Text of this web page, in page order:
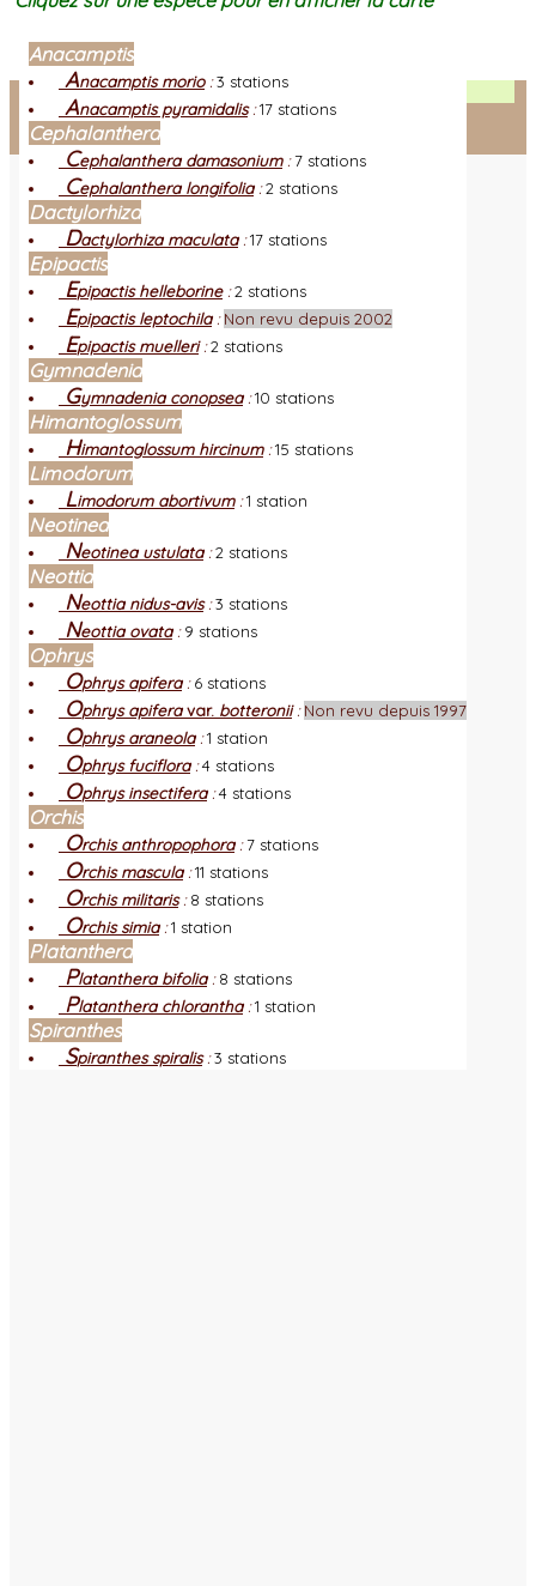
Facebook
Connexion adhérent
Anacamptis
Anacamptis morio:3 stations
Anacamptis pyramidalis:17 stations
Cephalanthera
Cephalanthera damasonium:7 stations
Cephalanthera longifolia:2 stations
Dactylorhiza
Dactylorhiza maculata:17 stations
Epipactis
Epipactis helleborine:2 stations
Epipactis leptochila:Non revu depuis 2002
Epipactis muelleri:2 stations
Gymnadenia
Gymnadenia conopsea:10 stations
Himantoglossum
Himantoglossum hircinum:15 stations
Limodorum
Limodorum abortivum:1 station
Neotinea
Neotinea ustulata:2 stations
Neottia
Neottia nidus-avis:3 stations
Neottia ovata:9 stations
Ophrys
Ophrys apifera:6 stations
Ophrys apiferavar. botteronii:Non revu depuis 1997
Ophrys araneola:1 station
Ophrys fuciflora:4 stations
Ophrys insectifera:4 stations
Orchis
Orchis anthropophora:7 stations
Orchis mascula:11 stations
Orchis militaris:8 stations
Orchis simia:1 station
Platanthera
Platanthera bifolia:8 stations
Platanthera chlorantha:1 station
Spiranthes
Spiranthes spiralis:3 stations